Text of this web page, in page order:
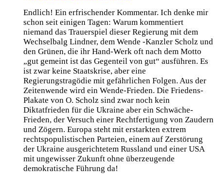
Endlich! Ein erfrischender Kommentar. Ich denke mir
schon seit einigen Tagen: Warum kommentiert
niemand das Trauerspiel dieser Regierung mit dem
Wechselbalg Lindner, dem Wende -Kanzler Scholz und
den Grünen, die ihr Hand-Werk oft nach dem Motto
„gut gemeint ist das Gegenteil von gut“ ausführen. Es
ist zwar keine Staatskrise, aber eine
Regierungstragödie mit gefährlichen Folgen. Aus der
Zeitenwende wird ein Wende-Frieden. Die Friedens-
Plakate von O. Scholz sind zwar noch kein
Diktatfrieden für die Ukraine aber ein Schwäche-
Frieden, der Versuch einer Rechtfertigung von Zaudern
und Zögern. Europa steht mit erstarkten extrem
rechtspopulistischen Parteien, einem auf Zerstörung
der Ukraine ausgerichtetem Russland und einer USA
mit ungewisser Zukunft ohne überzeugende
demokratische Führung da!